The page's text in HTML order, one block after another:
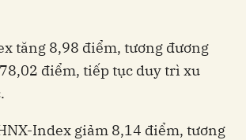
tăng 8,98 điểm, tương đương
điểm, tiếp tục duy trì xu
Index giảm 8,14 điểm, tương